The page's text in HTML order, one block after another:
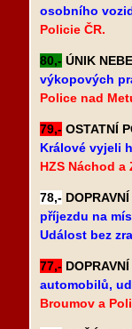
osobního
Policie ČR.
80,- ÚNIK
výkopových
Police nad
79,- OSTATNÍ
Králové vyjeli
HZS Náchod a
78,-
příjezdu na
Událost bez
77,-
automobilů,
Broumov a